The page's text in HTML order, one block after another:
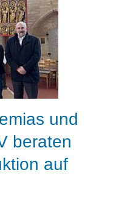
und
beraten
auf